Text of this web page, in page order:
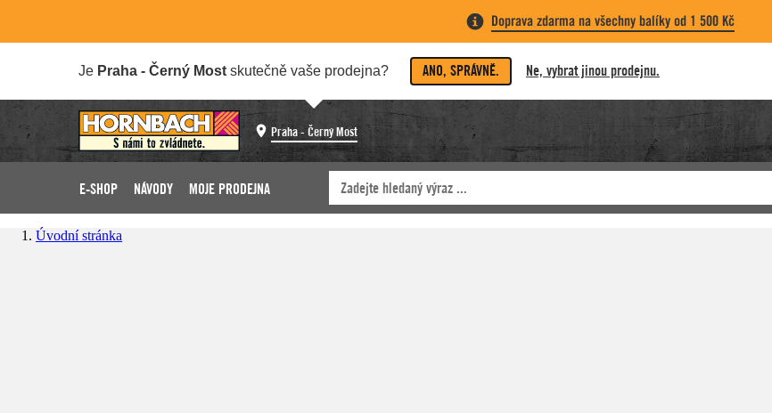
Doprava zdarma na všechny balíky od 1 500 Kč
Je Praha - Černý Most skutečně vaše prodejna? ANO, SPRÁVNĚ. Ne, vybrat jinou prodejnu.
Praha - Černý Most
E-SHOP NÁVODY MOJE PRODEJNA
Úvodní stránka